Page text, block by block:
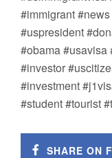
#immigrant
#uspresident
#obama #usavisa
#investor
#investment
#student #tourist
SHARE ON